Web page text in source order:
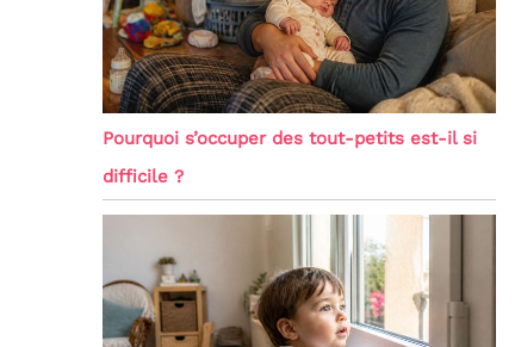
Pourquoi s’occuper des tout-petits est-il si
difficile ?